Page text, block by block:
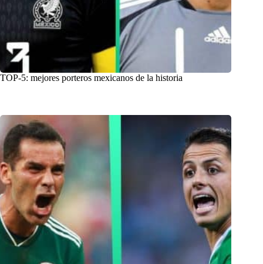
TOP-5: mejores porteros mexicanos de la historia